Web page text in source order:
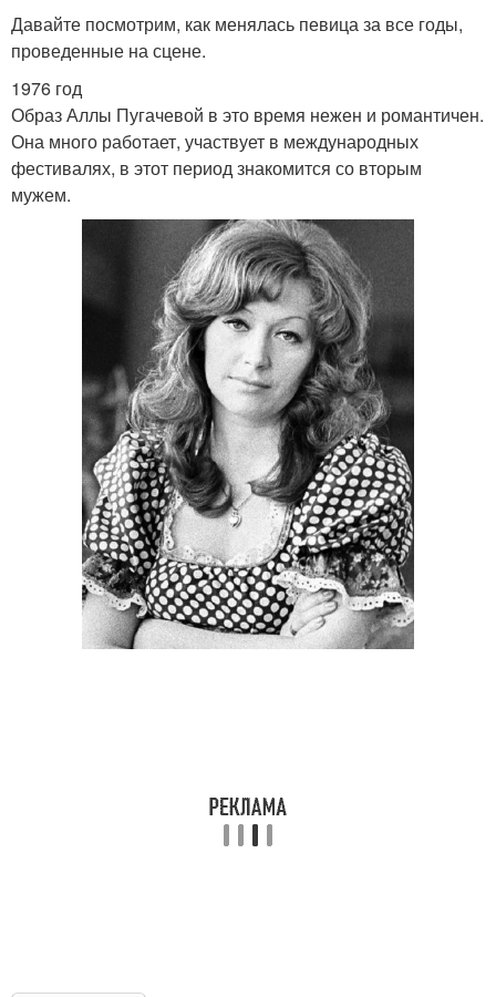
Давайте посмотрим, как менялась певица за все годы,
проведенные на сцене.
1976 год
Образ Аллы Пугачевой в это время нежен и романтичен.
Она много работает, участвует в международных
фестивалях, в этот период знакомится со вторым
мужем.